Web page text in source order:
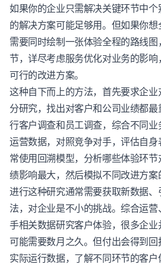
如果你的企业只需解决关键环节中
的解决方案可能足够用。但如果你想
需要同时绘制一张体验全程的路线
节，详尽考虑服务优化对业务的影
可行的改进方案。
这种自下而上的方法，首先要求企业
分研究，找出对客户和公司业绩都
行客户调查和员工调查，综合不同
运营数据，对照竞争对手，评估自
常使用回溯模型，分析哪些体验环
绩影响最大，然后模拟不同改进方案
进行这种研究通常需要获取新数据
法，对企业是不小的挑战。综合运
手相关数据研究客户体验，很多企业
可能需要数月之久。但付出会得到
实际运行数据，了解不同环节的客户